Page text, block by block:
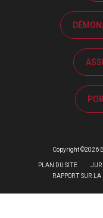
Copyright ©2026
PLAN DU SITE
RAPPORT SUR